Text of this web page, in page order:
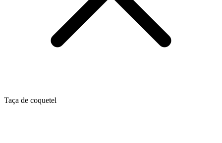
Taça de coquetel